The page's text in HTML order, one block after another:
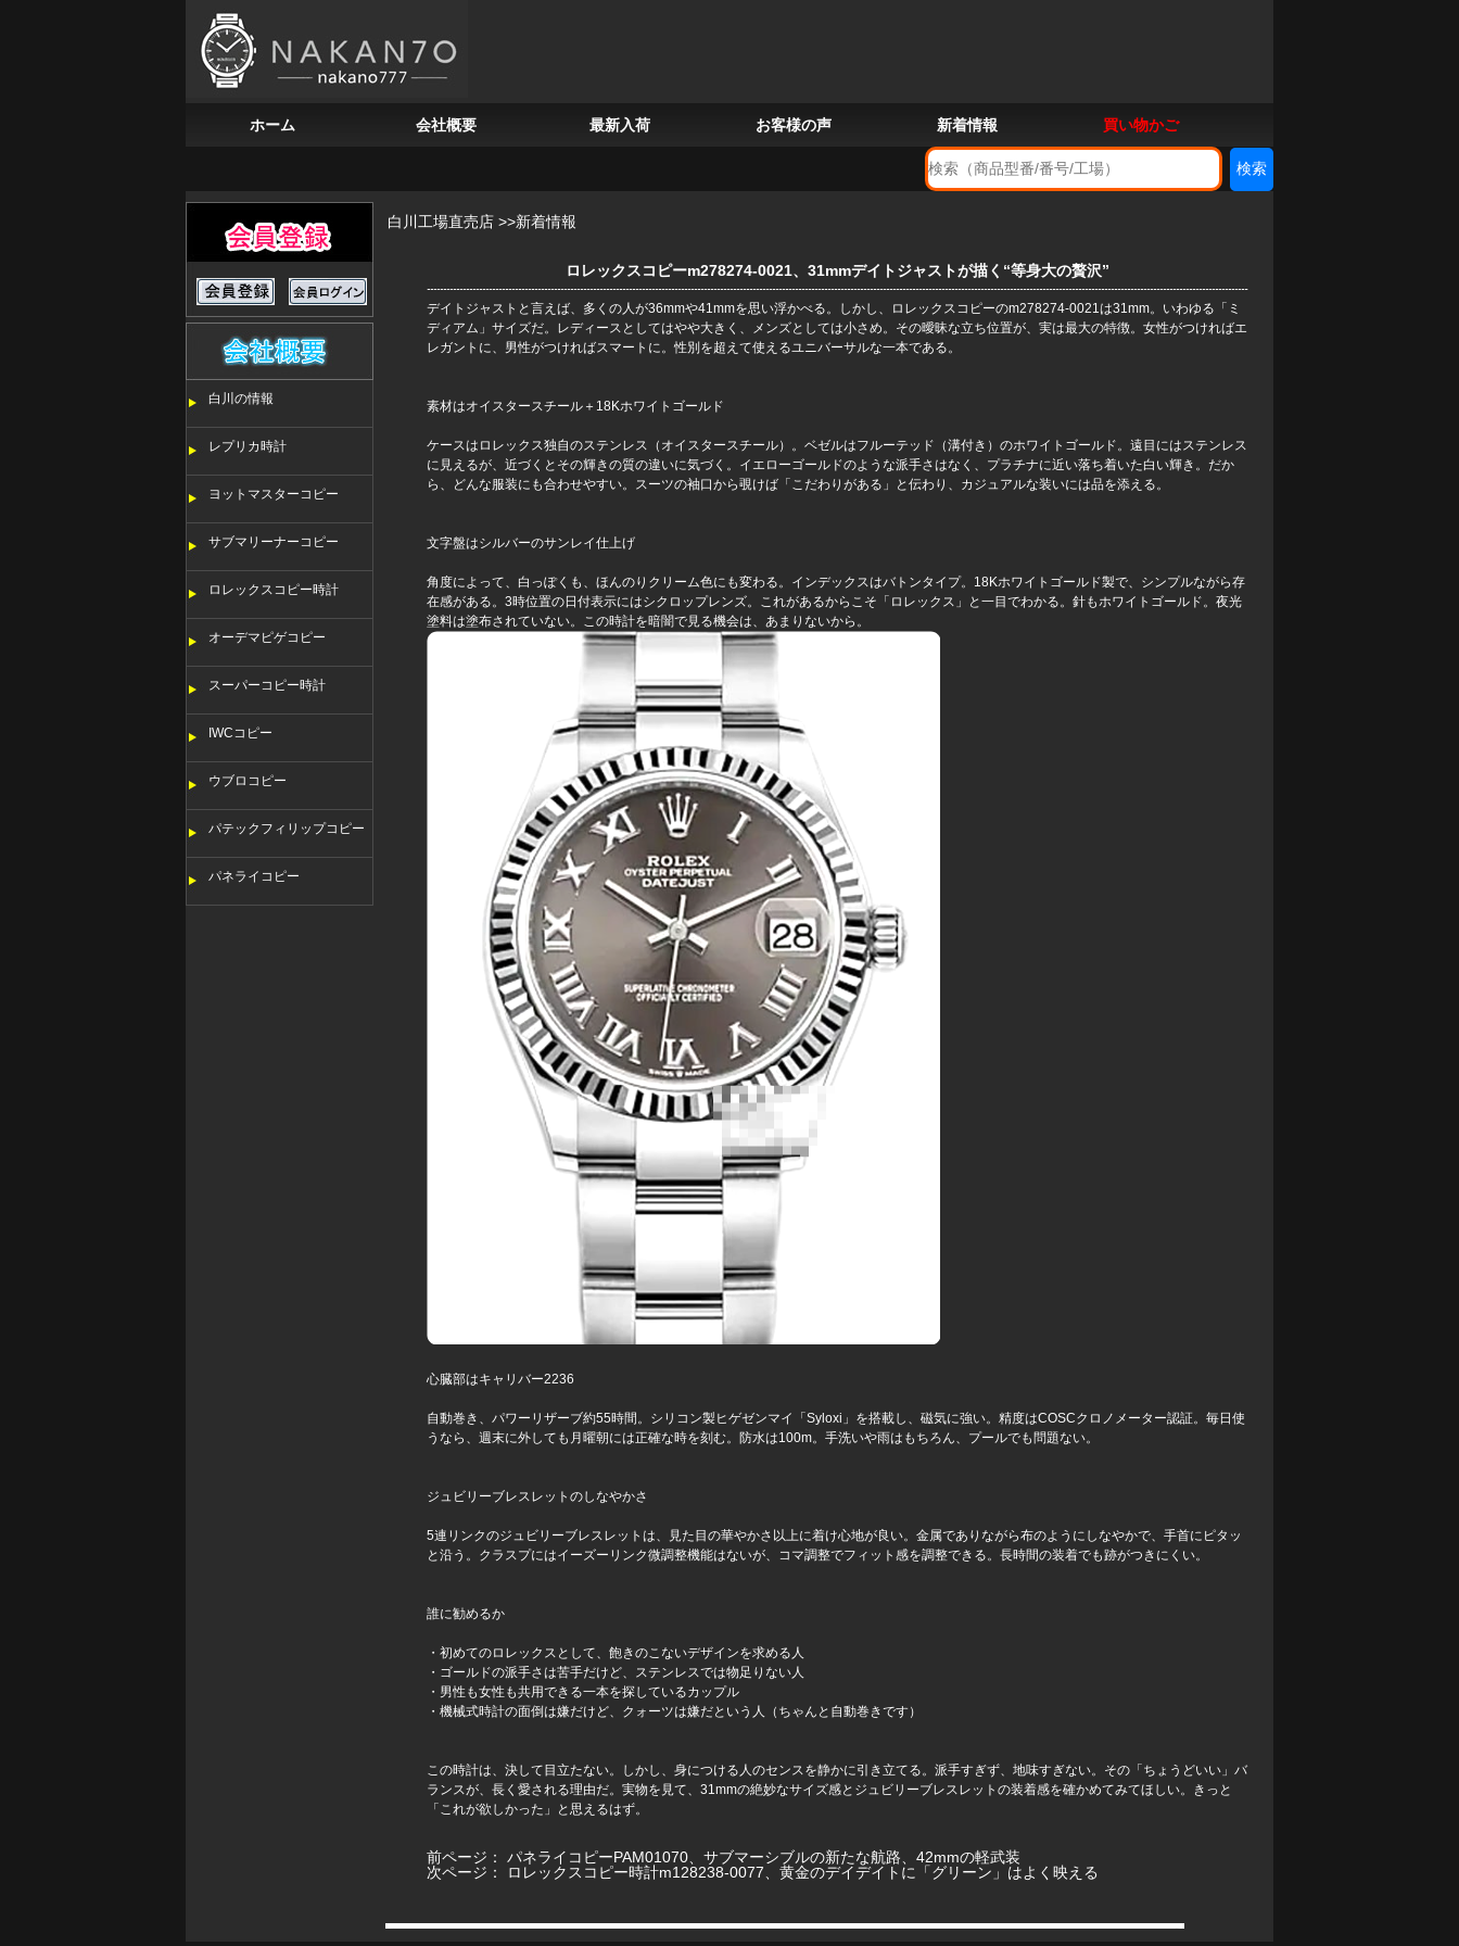
ホーム 会社概要 最新入荷 お客様の声 新着情報 買い物かご
白川の情報
レプリカ時計
ヨットマスターコピー
サブマリーナーコピー
ロレックスコピー時計
オーデマピゲコピー
スーパーコピー時計
IWCコピー
ウブロコピー
パテックフィリップコピー
パネライコピー
白川工場直売店 >>新着情報
ロレックスコピーm278274-0021、31mmデイトジャストが描く“等身大の贅沢”
デイトジャストと言えば、多くの人が36mmや41mmを思い浮かべる。しかし、 ロレックスコピーのm278274-0021は31mm。いわゆる「ミ
ディアム」サイズだ。レディースとしてはやや大きく、メンズとしては小さめ。その曖昧な立ち位置が、実は最大の特徴。女性がつければエ
レガントに、男性がつければスマートに。性別を超えて使えるユニバーサルな一本である。
素材はオイスタースチール＋18Kホワイトゴールド
ケースはロレックス独自のステンレス（オイスタースチール）。ベゼルはフルーテッド（溝付き）のホワイトゴールド。遠目にはステンレス
に見えるが、近づくとその輝きの質の違いに気づく。イエローゴールドのような派手さはなく、プラチナに近い落ち着いた白い輝き。だか
ら、どんな服装にも合わせやすい。スーツの袖口から覗けば「こだわりがある」と伝わり、カジュアルな装いには品を添える。
文字盤はシルバーのサンレイ仕上げ
角度によって、白っぽくも、ほんのりクリーム色にも変わる。インデックスはバトンタイプ。18Kホワイトゴールド製で、シンプルながら存
在感がある。3時位置の日付表示にはシクロップレンズ。これがあるからこそ「ロレックス」と一目でわかる。針もホワイトゴールド。夜光
塗料は塗布されていない。この時計を暗闇で見る機会は、あまりないから。
心臓部はキャリバー2236
自動巻き、パワーリザーブ約55時間。シリコン製ヒゲゼンマイ「Syloxi」を搭載し、磁気に強い。精度はCOSCクロノメーター認証。毎日使
うなら、週末に外しても月曜朝には正確な時を刻む。防水は100m。手洗いや雨はもちろん、プールでも問題ない。
ジュビリーブレスレットのしなやかさ
5連リンクのジュビリーブレスレットは、見た目の華やかさ以上に着け心地が良い。金属でありながら布のようにしなやかで、手首にピタッ
と沿う。クラスプにはイーズーリンク微調整機能はないが、コマ調整でフィット感を調整できる。長時間の装着でも跡がつきにくい。
誰に勧めるか
・初めてのロレックスとして、飽きのこないデザインを求める人
・ゴールドの派手さは苦手だけど、ステンレスでは物足りない人
・男性も女性も共用できる一本を探しているカップル
・機械式時計の面倒は嫌だけど、クォーツは嫌だという人（ちゃんと自動巻きです）
この時計は、決して目立たない。しかし、身につける人のセンスを静かに引き立てる。派手すぎず、地味すぎない。その「ちょうどいい」バ
ランスが、長く愛される理由だ。実物を見て、31mmの絶妙なサイズ感とジュビリーブレスレットの装着感を確かめてみてほしい。きっと
「これが欲しかった」と思えるはず。
前ページ： パネライコピーPAM01070、サブマーシブルの新たな航路、42mmの軽武装
次ページ：
ロレックスコピー時計m128238-0077、黄金のデイデイトに「グリーン」はよく映える